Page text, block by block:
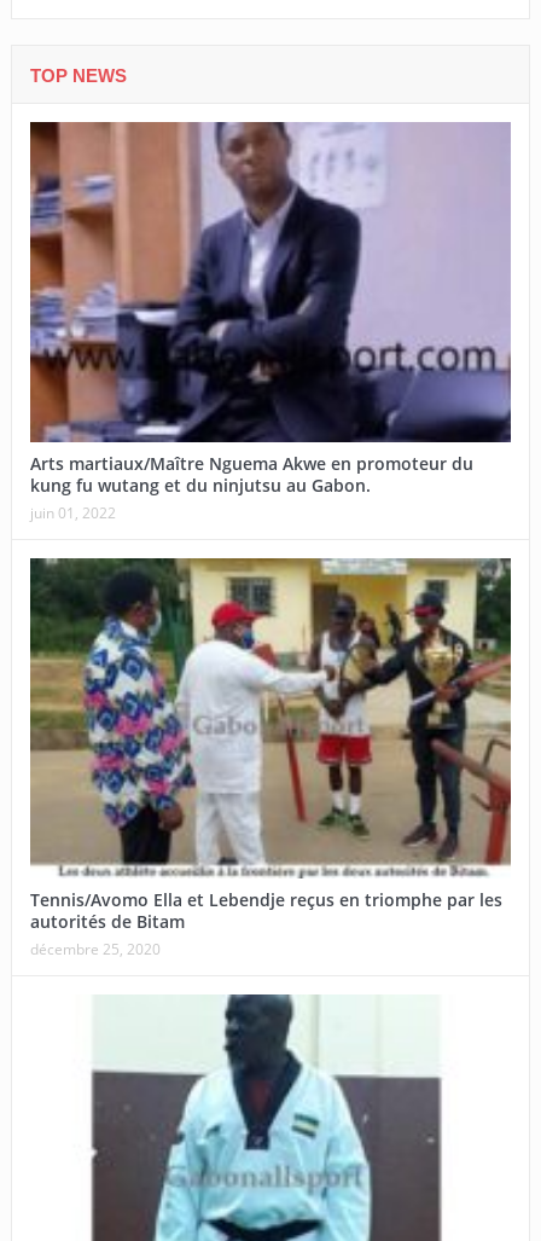
TOP NEWS
Arts martiaux/Maître Nguema Akwe en promoteur du
kung fu wutang et du ninjutsu au Gabon.
juin 01, 2022
Tennis/Avomo Ella et Lebendje reçus en triomphe par les
autorités de Bitam
décembre 25, 2020